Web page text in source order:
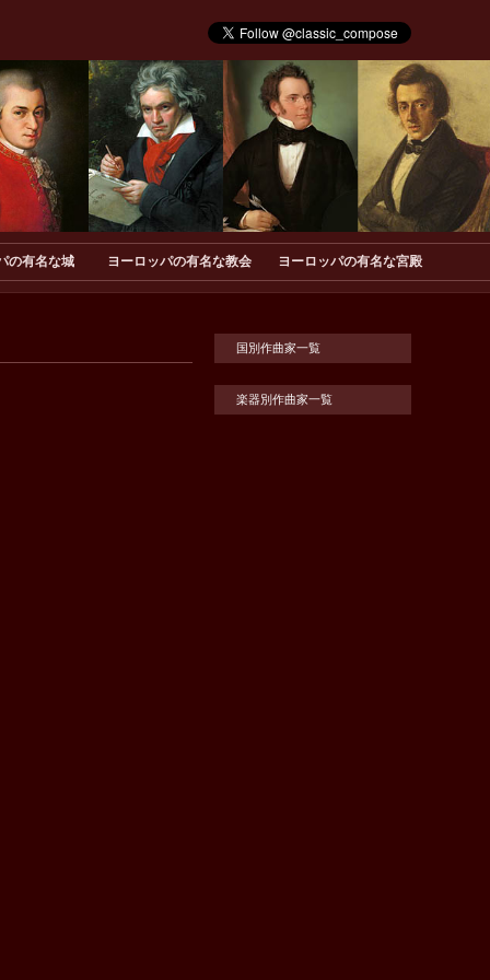
の有名な城 ヨーロッパの有名な教会 ヨーロッパの有名な宮殿
国別作曲家一覧
楽器別作曲家一覧